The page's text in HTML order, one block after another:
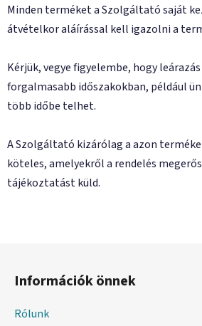
Minden terméket a Szolgáltató saját
átvételkor aláírással kell igazolni a
Kérjük, vegye figyelembe, hogy
forgalmasabb időszakokban, például
több időbe telhet.
A Szolgáltató kizárólag a azon
köteles, amelyekről a rendelés
tájékoztatást küld.
Információk önnek
Rólunk